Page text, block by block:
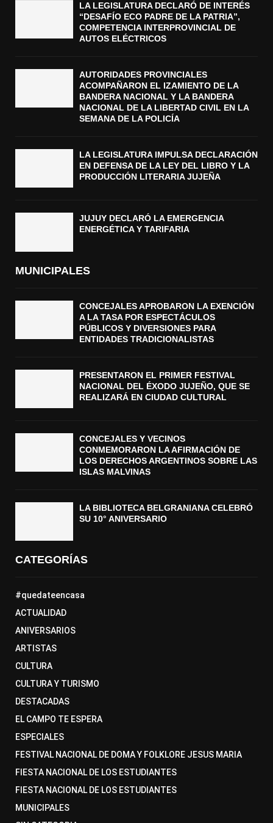
LA LEGISLATURA DECLARÓ DE INTERÉS
“DESAFÍO ECO PADRE DE LA PATRIA”,
COMPETENCIA INTERPROVINCIAL DE
AUTOS ELÉCTRICOS
AUTORIDADES PROVINCIALES
ACOMPAÑARON EL IZAMIENTO DE LA
BANDERA NACIONAL Y LA BANDERA
NACIONAL DE LA LIBERTAD CIVIL EN LA
SEMANA DE LA POLICÍA
LA LEGISLATURA IMPULSA DECLARACIÓN
EN DEFENSA DE LA LEY DEL LIBRO Y LA
PRODUCCIÓN LITERARIA JUJEÑA
JUJUY DECLARÓ LA EMERGENCIA
ENERGÉTICA Y TARIFARIA
MUNICIPALES
CONCEJALES APROBARON LA EXENCIÓN
A LA TASA POR ESPECTÁCULOS
PÚBLICOS Y DIVERSIONES PARA
ENTIDADES TRADICIONALISTAS
PRESENTARON EL PRIMER FESTIVAL
NACIONAL DEL ÉXODO JUJEÑO, QUE SE
REALIZARÁ EN CIUDAD CULTURAL
CONCEJALES Y VECINOS
CONMEMORARON LA AFIRMACIÓN DE
LOS DERECHOS ARGENTINOS SOBRE LAS
ISLAS MALVINAS
LA BIBLIOTECA BELGRANIANA CELEBRÓ
SU 10° ANIVERSARIO
CATEGORÍAS
#quedateencasa
ACTUALIDAD
ANIVERSARIOS
ARTISTAS
CULTURA
CULTURA Y TURISMO
DESTACADAS
EL CAMPO TE ESPERA
ESPECIALES
FESTIVAL NACIONAL DE DOMA Y FOLKLORE JESUS MARIA
FIESTA NACIONAL DE LOS ESTUDIANTES
FIESTA NACIONAL DE LOS ESTUDIANTES
MUNICIPALES